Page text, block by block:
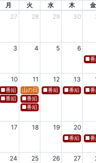
月 火 水 木 金
27 28 29 30
3 4 5 6
■番
10 11 12 13
■番組名 tbcラジオ「en∞Voyage(エン
山の日 ■番組名 FM高知「
■番組名 FM
■番
■番組名 FM秋田「mix」 ■放送日時
■番組名 FM山形「
■番組名 tbc東北放送「ウォ
17 18 19 20
■番組名 ■番
24 25 26 27